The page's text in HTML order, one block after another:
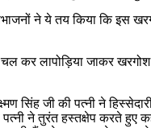
ने ये तय किया कि इस
कर लापोड़िया जाकर
सिंह जी की पत्नी ने
पत्नी ने तुरंत हस्तक्षेप करते